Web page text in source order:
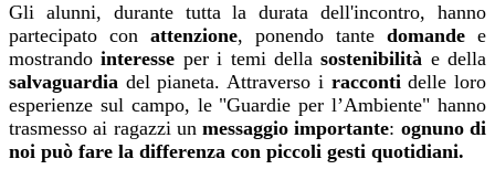
Gli alunni, durante tutta la durata dell'incontro, hanno
partecipato con attenzione, ponendo tante domande e
mostrandointeresse per i temi dellasostenibilità e della
salvaguardia del pianeta. Attraverso iraccontidelle loro
esperienze sul campo, le "Guardie per l’Ambiente" hanno
trasmesso ai ragazzi unmessaggio importante: ognuno di
noi può fare la differenza con piccoli gesti quotidiani.